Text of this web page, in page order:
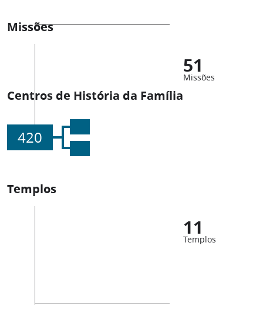
Missões
51
Missões
Centros de História da Família
420
Templos
11
Templos